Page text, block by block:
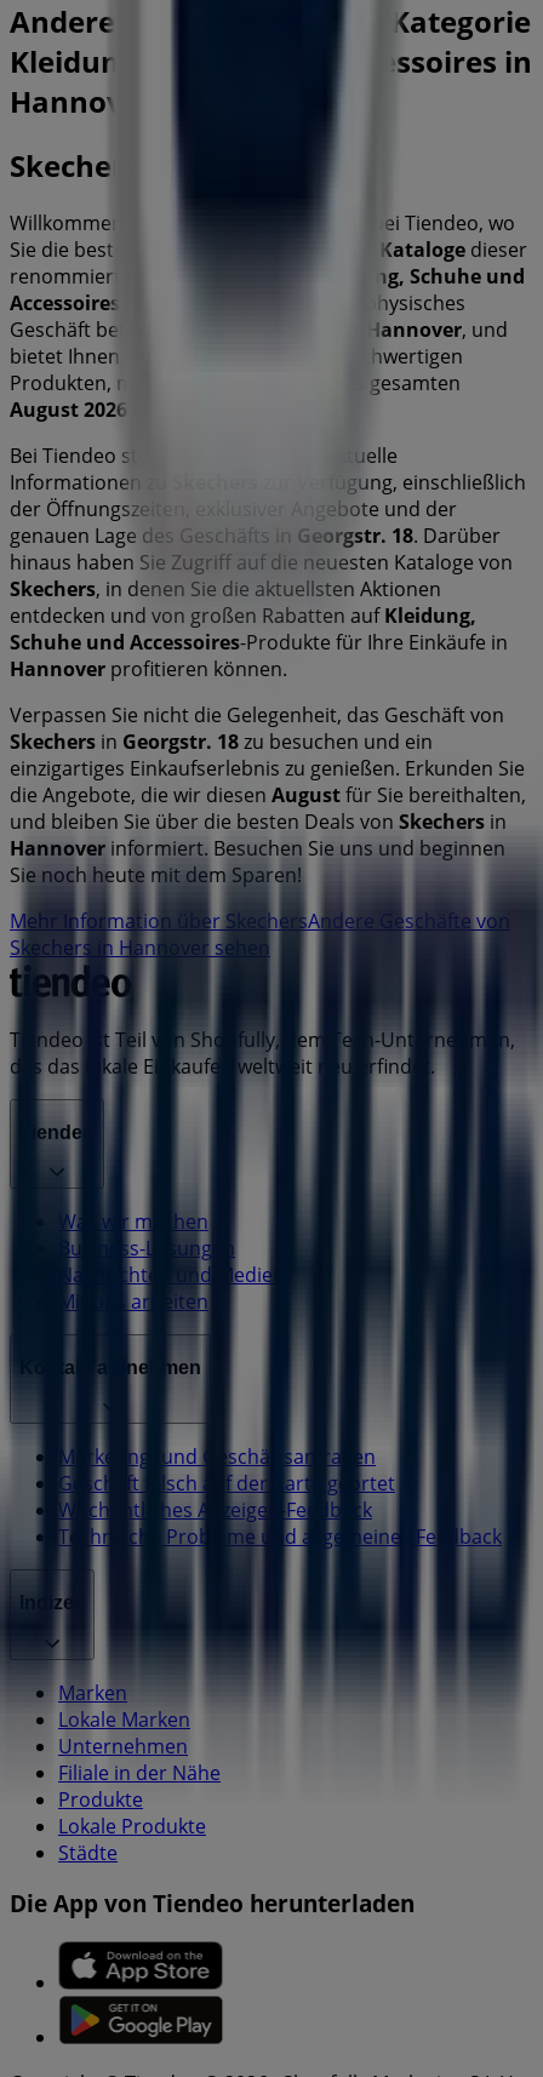
Andere Unternehmen der Kategorie
Kleidung, Schuhe und Accessoires in
Hannover
Skechers
Willkommen im Geschäft von
bei Tiendeo, wo
Sie die besten
Kataloge dieser
renommierten Marke im Bereich
Kleidung, Schuhe und
Accessoires
entdecken können. Unser physisches
Geschäft befindet sich in
Hannover, und
bietet Ihnen eine breite Auswahl an hochwertigen
Produkten, mit denen Sie während des gesamten
August 2026
Bei Tiendeo stellen wir Ihnen stets aktuelle
Informationen zu
zur Verfügung, einschließlich
der Öffnungszeiten, exklusiver Angebote und der
genauen Lage des Geschäfts in Georgstr. 18. Darüber
hinaus haben Sie Zugriff auf die neuesten Kataloge von
Skechers, in denen Sie die aktuellsten Aktionen
entdecken und von großen Rabatten aufKleidung,
Schuhe und Accessoires-Produkte für Ihre Einkäufe in
Hannover profitieren können.
Verpassen Sie nicht die Gelegenheit, das Geschäft von
Skechers in Georgstr. 18zu besuchen und ein
einzigartiges Einkaufserlebnis zu genießen. Erkunden Sie
die Angebote, die wir diesen Augustfür Sie bereithalten,
und bleiben Sie über die besten Deals von Skechers in
Hannover informiert. Besuchen Sie uns und beginnen
Sie noch heute mit dem Sparen!
Mehr Information über SkechersAndere Geschäfte von
Skechers in Hannover sehen
Tiendeo ist Teil von Shopfully, dem Tech-Unternehmen,
das das lokale Einkaufen weltweit neu erfindet.
Tiendeo
Was wir machen
Business-Lösungen
Nachrichten und Medien
Mit uns arbeiten
Kontakt aufnehmen
Marketing- und Geschäftsanfragen
Geschäft falsch auf der Karte geortet
Wöchentliches Anzeigen-Feedback
Technische Probleme und allgemeines Feedback
Indizes
Marken
Lokale Marken
Unternehmen
Filiale in der Nähe
Produkte
Lokale Produkte
Städte
Die App von Tiendeo herunterladen